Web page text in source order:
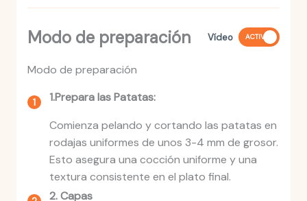
Modo de preparación Vídeo ACTIVO
Modo de preparación
1.Prepara las Patatas:
Comienza pelando y cortando las patatas en
rodajas uniformes de unos 3-4 mm de grosor.
Esto asegura una cocción uniforme y una
textura consistente en el plato final.
2. Capas